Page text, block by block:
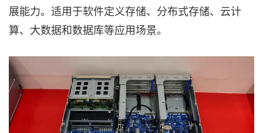
展能力。适用于软件定义存储、分布式存储、云计
算、大数据和数据库等应用场景。